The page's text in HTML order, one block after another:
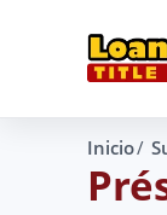
Inicio